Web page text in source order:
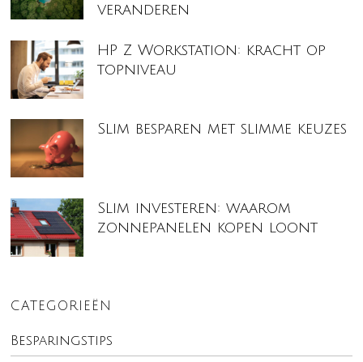
veranderen
HP Z Workstation: kracht op
topniveau
Slim besparen met slimme keuzes
Slim investeren: waarom
zonnepanelen kopen loont
CATEGORIEËN
Besparingstips